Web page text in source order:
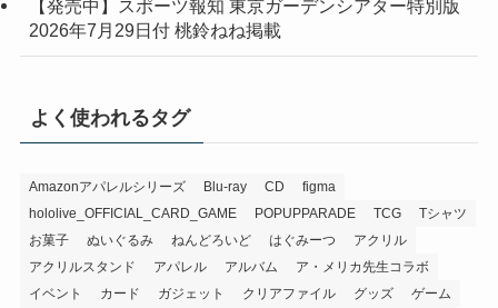
【発売中】スポーツ報知 東京ガーデンシアター特別版
2026年7月29日付 桃鈴ねね掲載
よく使われるタグ
Amazonアパレルシリーズ Blu-ray CD
figma
hololive_OFFICIAL_CARD_GAME
POPUPPARADE TCG
Tシャツ
お菓子
ぬいぐるみ ねんどろいど はぐみーつ
アクリル
アクリルスタンド
アパレル アルバム
ア・メリカ先生コラボ
イベント
カード ガジェット クリアファイル グッズ
ゲーム